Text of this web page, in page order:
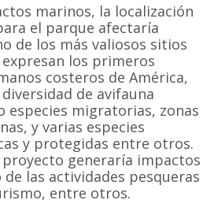
marinos, la localización
el parque afectaría
de los más valiosos sitios
los primeros
costeros de América,
de avifauna
especies migratorias, zonas
y varias especies
y protegidas entre otros.
generaría impactos
las actividades pesqueras
entre otros.